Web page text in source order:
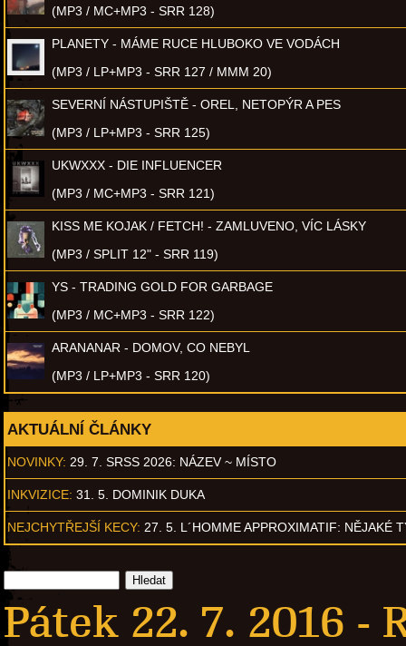
(MP3 / MC+MP3 - SRR 128)
PLANETY - MÁME RUCE HLUBOKO VE VODÁCH
(MP3 / LP+MP3 - SRR 127 / MMM 20)
SEVERNÍ NÁSTUPIŠTĚ - OREL, NETOPÝR A PES
(MP3 / LP+MP3 - SRR 125)
UKWXXX - DIE INFLUENCER
(MP3 / MC+MP3 - SRR 121)
KISS ME KOJAK / FETCH! - ZAMLUVENO, VÍC LÁSKY
(MP3 / SPLIT 12" - SRR 119)
YS - TRADING GOLD FOR GARBAGE
(MP3 / MC+MP3 - SRR 122)
ARANANAR - DOMOV, CO NEBYL
(MP3 / LP+MP3 - SRR 120)
AKTUÁLNÍ ČLÁNKY
NOVINKY: 29. 7. SRSS 2026: NÁZEV ~ MÍSTO
INKVIZICE: 31. 5. DOMINIK DUKA
NEJCHYTŘEJŠÍ KECY: 27. 5. L´HOMME APPROXIMATIF: NĚJAKÉ
Pátek 22. 7. 2016 -